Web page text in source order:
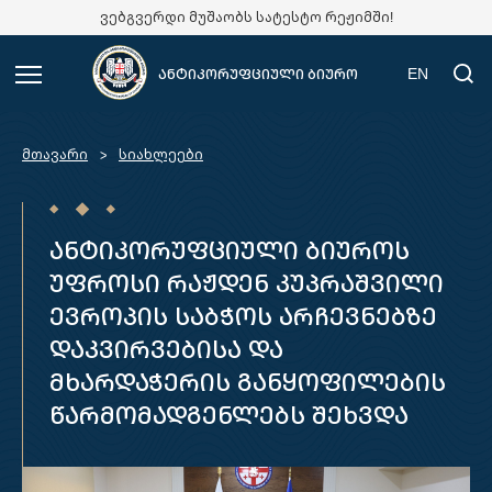
ვებგვერდი მუშაობს სატესტო რეჟიმში!
ანტიკორუფციული ბიურო EN
მთავარი სიახლეები
ანტიკორუფციული ბიუროს
უფროსი რაჟდენ კუპრაშვილი
ევროპის საბჭოს არჩევნებზე
დაკვირვებისა და
მხარდაჭერის განყოფილების
წარმომადგენლებს შეხვდა